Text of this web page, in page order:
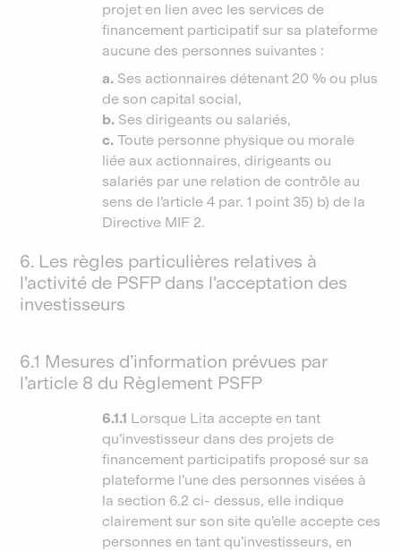
projet en lien avec les services de
financement participatif sur sa plateforme
aucune des personnes suivantes :
a. Ses actionnaires détenant 20 % ou plus
de son capital social,
b. Ses dirigeants ou salariés,
c.Toute personne physique ou morale
liée aux actionnaires, dirigeants ou
salariés par une relation de contrôle au
sens de l’article 4 par. 1 point 35) b) de la
Directive MIF 2.
6. Les règles particulières relatives à
l'activité de PSFP dans l'acceptation des
investisseurs
6.1 Mesures d’information prévues par
l’article 8 du Règlement PSFP
6.1.1 Lorsque Lita accepte en tant
qu’investisseur dans des projets de
financement participatifs proposé sur sa
plateforme l’une des personnes visées à
la section 6.2 ci- dessus, elle indique
clairement sur son site qu’elle accepte ces
personnes en tant qu’investisseurs, en